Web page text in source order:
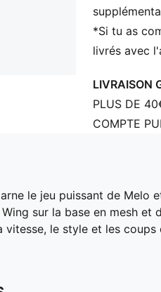
4 à 8 ans
*Si tu as
livrés avec
LIVRAISON
PLUS DE
COMPTE
le jeu puissant de Melo
sur la base en mesh et
le style et les